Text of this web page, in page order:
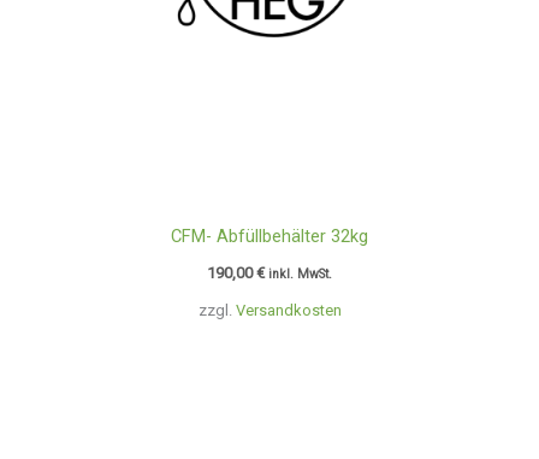
zzgl. Versandkosten
CFM- Abfüllbehälter 32kg
190,00€ inkl. MwSt.